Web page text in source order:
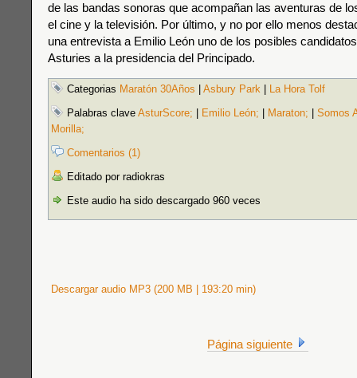
de las bandas sonoras que acompañan las aventuras de
el cine y la televisión. Por último, y no por ello menos
una entrevista a Emilio León uno de los posibles
Asturies a la presidencia del Principado.
Categorias Maratón 30Años Asbury Park
La Hora Tolf
Palabras clave AsturScore; Emilio León; Maraton;
Somos
Morilla;
Comentarios (1)
Editado por radiokras
Este audio ha sido descargado 960 veces
Descargar audio MP3 (200 MB | 193:20 min)
Página siguiente